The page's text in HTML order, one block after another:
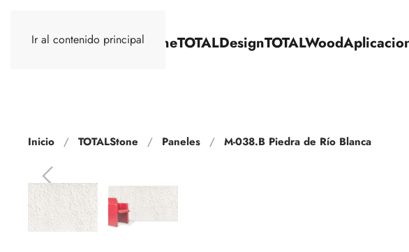
Ir al contenido principal
TOTALStoneTOTALDesignTOTALWood
Inicio TOTALStone Paneles M-038.B Piedra de Río Blanca